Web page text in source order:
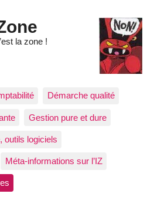
la zone !
Démarche qualité
Gestion pure et dure
outils logiciels
Méta-informations sur l’IZ